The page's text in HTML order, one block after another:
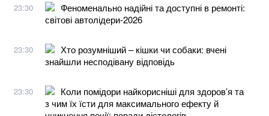
23:30
Феноменально надійні та доступні в ремонті:
світові автолідери-2026
23:30
Хто розумніший – кішки чи собаки: вчені
знайшли несподівану відповідь
23:30
Коли помідори найкорисніші для здоров’я та
з чим їх їсти для максимального ефекту й